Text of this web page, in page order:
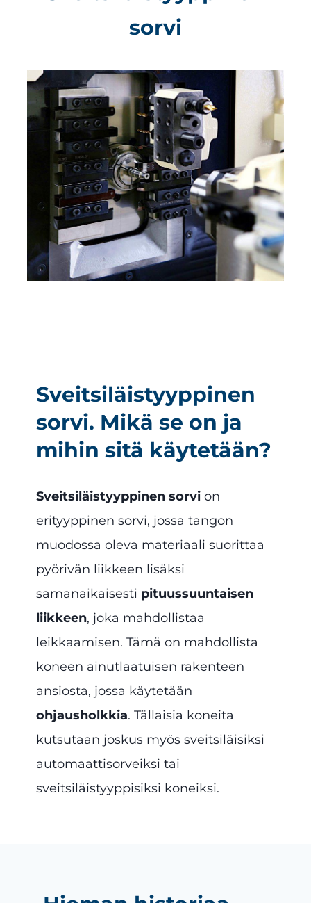
sorvi
Sveitsiläistyyppinen
sorvi. Mikä se on ja
mihin sitä käytetään?
Sveitsiläistyyppinen sorvi on
erityyppinen sorvi, jossa tangon
muodossa oleva materiaali suorittaa
pyörivän liikkeen lisäksi
samanaikaisesti pituussuuntaisen
liikkeen, joka mahdollistaa
leikkaamisen. Tämä on mahdollista
koneen ainutlaatuisen rakenteen
ansiosta, jossa käytetään
ohjausholkkia. Tällaisia koneita
kutsutaan joskus myös sveitsiläisiksi
automaattisorveiksi tai
sveitsiläistyyppisiksi koneiksi.